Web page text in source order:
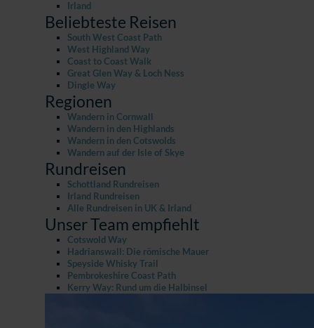
Irland
Beliebteste Reisen
South West Coast Path
West Highland Way
Coast to Coast Walk
Great Glen Way & Loch Ness
Dingle Way
Regionen
Wandern in Cornwall
Wandern in den Highlands
Wandern in den Cotswolds
Wandern auf der Isle of Skye
Rundreisen
Schottland Rundreisen
Irland Rundreisen
Alle Rundreisen in UK & Irland
Unser Team empfiehlt
Cotswold Way
Hadrianswall: Die römische Mauer
Speyside Whisky Trail
Pembrokeshire Coast Path
Kerry Way: Rund um die Halbinsel